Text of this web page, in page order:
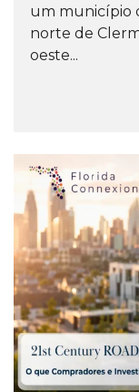
um município
norte de
oeste...